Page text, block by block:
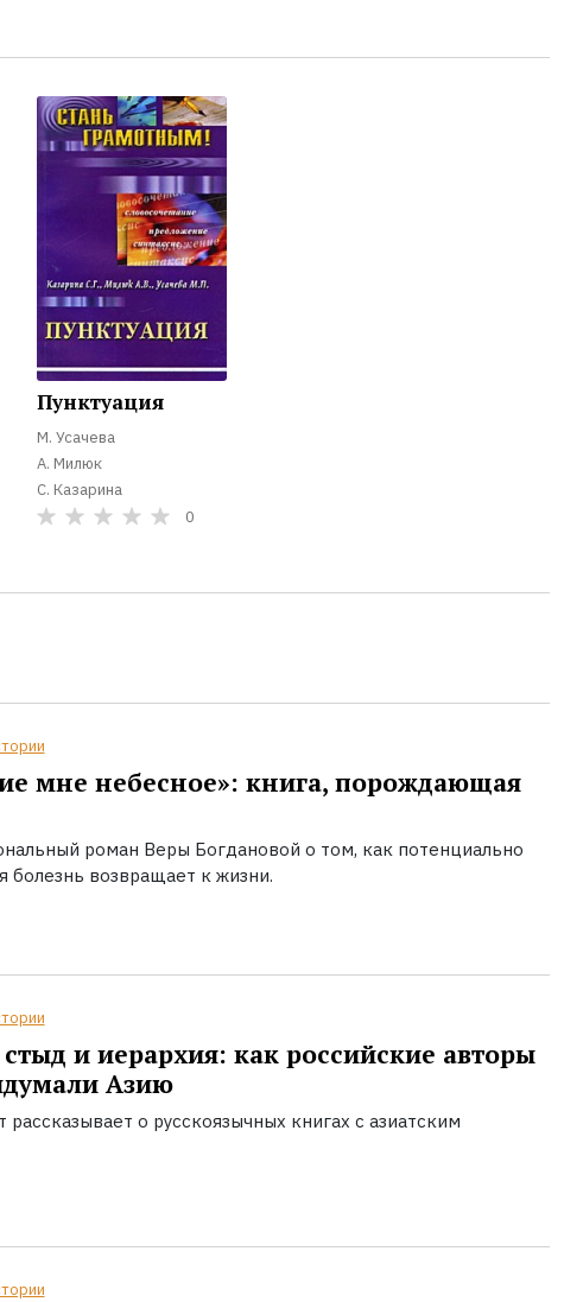
Пунктуация
М. Усачева
А. Милюк
С. Казарина
0
мне небесное»: книга, порождающая
роман Веры Богдановой о том, как потенциально
болезнь возвращает к жизни.
и иерархия: как российские авторы
Азию
рассказывает о русскоязычных книгах с азиатским